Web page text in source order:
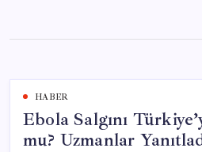
content
HABER
Ebola Salgını
mu? Uzmanlar